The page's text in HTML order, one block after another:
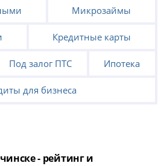
Микрозаймы
Кредитные карты
Под залог ПТС Ипотека
для бизнеса
- рейтинг и